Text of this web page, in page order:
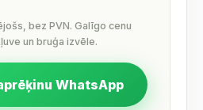
bez PVN. Galīgo cenu
un bruģa izvēle.
WhatsApp